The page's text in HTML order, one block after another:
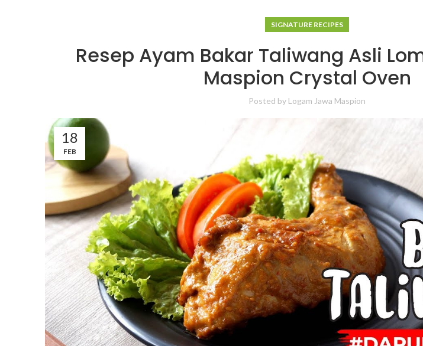
SIGNATURE RECIPES
Resep Ayam Bakar Taliwang Asli
Maspion Crystal Oven
Posted by Logam Jawa Maspion
18
FEB